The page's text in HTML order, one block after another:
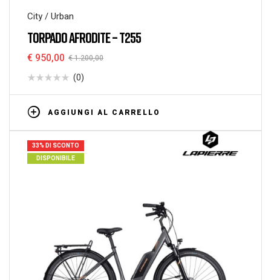
City / Urban
TORPADO AFRODITE – T255
€1.200,00
€ 950,00
(0)
AGGIUNGI AL CARRELLO
33% DI SCONTO
DISPONIBILE